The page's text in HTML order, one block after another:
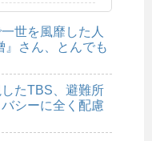
世を風靡した人
』さん、とんでも
たTBS、避難所
シーに全く配慮